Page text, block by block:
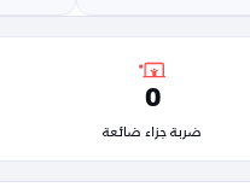
0
ضربة جزاء ضائعة